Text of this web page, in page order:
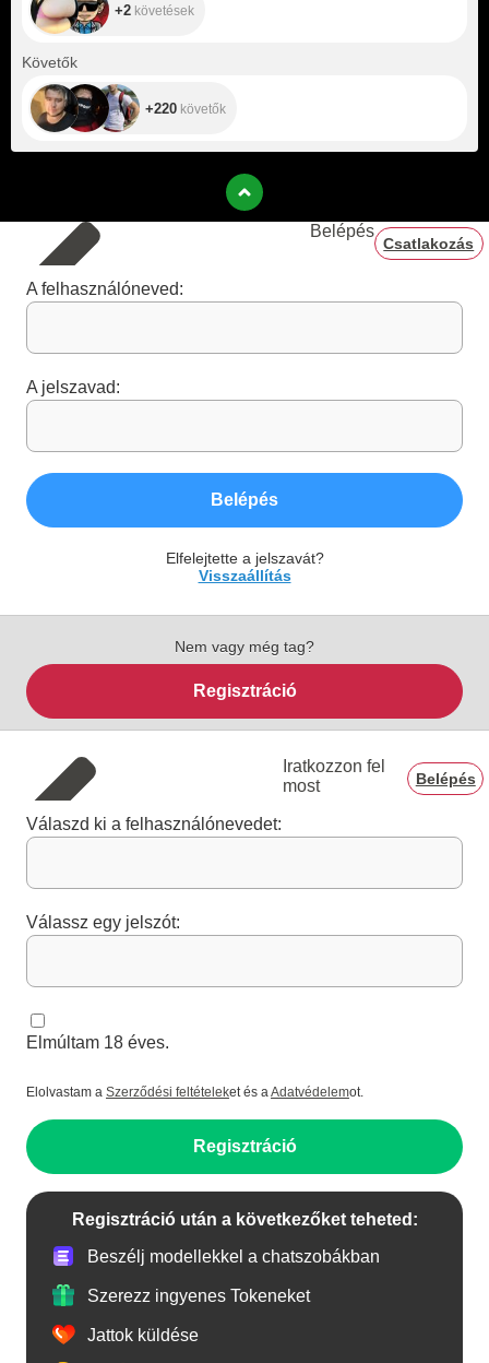
+2 követések
Követők
+220 követők
Belépés
Csatlakozás
A felhasználóneved:
A jelszavad:
Belépés
Elfelejtette a jelszavát?
Visszaállítás
Nem vagy még tag?
Regisztráció
Iratkozzon fel
most
Belépés
Válaszd ki a felhasználónevedet:
Válassz egy jelszót:
Elmúltam 18 éves.
Elolvastam a Szerződési feltételeket és aAdatvédelemot.
Regisztráció
Regisztráció után a következőket teheted:
Beszélj modellekkel a chatszobákban
Szerezz ingyenes Tokeneket
Jattok küldése